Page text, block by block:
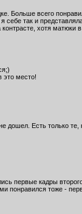
Больше всего
себе так и
хотя матюки
это место!
дошел. Есть только те,
первые кадры
понравился тоже -